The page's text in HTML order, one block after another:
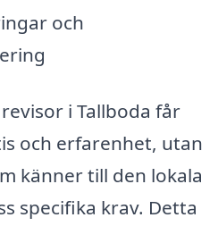
och
i Tallboda får
och erfarenhet, utan
känner till den lokala
specifika krav. Detta